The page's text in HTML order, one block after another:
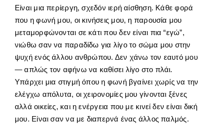
Είναι μια περίεργη, σχεδόν ιερή αίσθηση. Κάθε φορά
που η φωνή μου, οι κινήσεις μου, η παρουσία μου
μεταμορφώνονται σε κάτι που δεν είναι πια “εγώ”,
νιώθω σαν να παραδίδω για λίγο το σώμα μου στην
ψυχή ενός άλλου ανθρώπου. Δεν χάνω τον εαυτό μου
— απλώς τον αφήνω να καθίσει λίγο στο πλάι.
Υπάρχει μια στιγμή όπου η φωνή βγαίνει χωρίς να την
ελέγχω απόλυτα, οι χειρονομίες μου γίνονται ξένες
αλλά οικείες, και η ενέργεια που με κινεί δεν είναι δική
μου. Είναι σαν να με διαπερνά ένας άλλος παλμός.